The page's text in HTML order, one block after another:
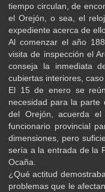
tiempo circulan, de
el Orejón, o sea, el
expediente acerca de
Al comenzar el año
visita de inspección el
conseja la inmediata
cubiertas interiores,
El 15 de enero se
necesidad para la parte
del Orejón, acuerda
funcionario provincial
dimensiones, pero
sería a la entrada de la
Ocaña.
¿Qué actitud
problemas que le